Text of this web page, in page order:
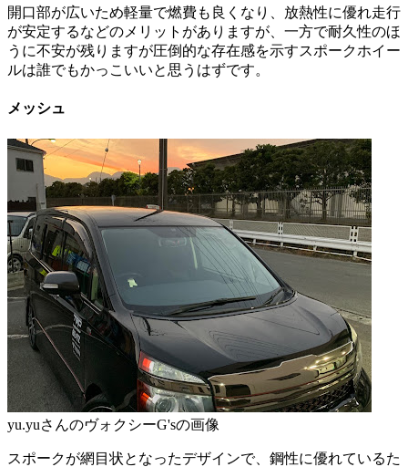
開口部が広いため軽量で燃費も良くなり、放熱性に優れ走行
が安定するなどのメリットがありますが、一方で耐久性のほ
うに不安が残りますが圧倒的な存在感を示すスポークホイー
ルは誰でもかっこいいと思うはずです。
メッシュ
yu.yuさんのヴォクシーG'sの画像
スポークが網目状となったデザインで、鋼性に優れているた